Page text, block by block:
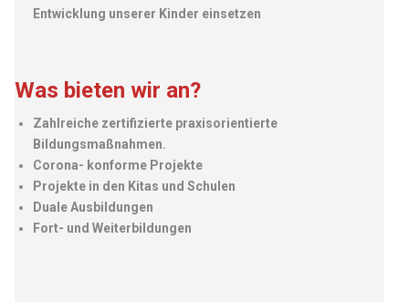
Entwicklung unserer Kinder einsetzen
Was bieten wir an?
Zahlreiche zertifizierte praxisorientierte
Bildungsmaßnahmen.
Corona- konforme Projekte
Projekte in den Kitas und Schulen
Duale Ausbildungen
Fort- und Weiterbildungen
info@fh-akademie.com